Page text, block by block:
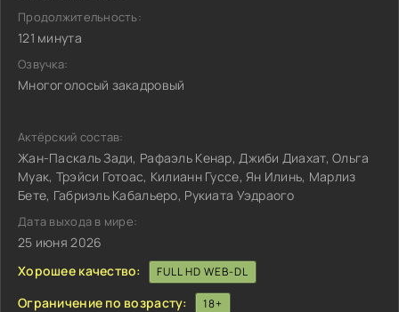
Продолжительность:
121 минута
Озвучка:
Многоголосый закадровый
Актёрский состав:
Жан-Паскаль Зади, Рафаэль Кенар, Джиби Диахат, Ольга
Муак, Трэйси Готоас, Килианн Гуссе, Ян Илинь, Марлиз
Бете, Габриэль Кабальеро, Рукиата Уэдраого
Дата выхода в мире:
25 июня 2026
Хорошее качество:
FULL HD WEB-DL
Ограничение по возрасту: 18+